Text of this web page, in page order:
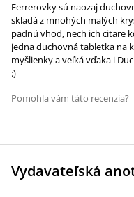
Ferrerovky sú naozaj
skladá z mnohých malých
padnú vhod, nech ich citare
jedna duchovná tabletka na
myšlienky a veľká vďaka i
:)
Pomohla vám táto recenzia?
Vydavateľská